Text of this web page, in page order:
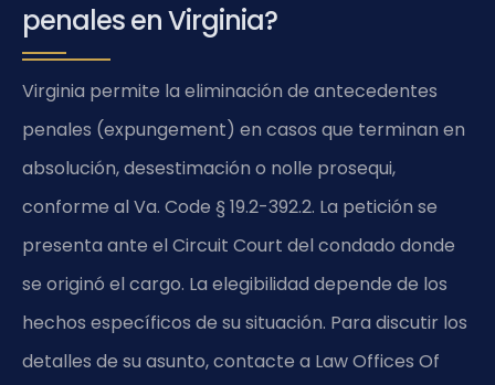
penales en Virginia?
Virginia permite la eliminación de antecedentes
penales (expungement) en casos que terminan en
absolución, desestimación o nolle prosequi,
conforme al Va. Code § 19.2-392.2. La petición se
presenta ante el Circuit Court del condado donde
se originó el cargo. La elegibilidad depende de los
hechos específicos de su situación. Para discutir los
detalles de su asunto, contacte a Law Offices Of